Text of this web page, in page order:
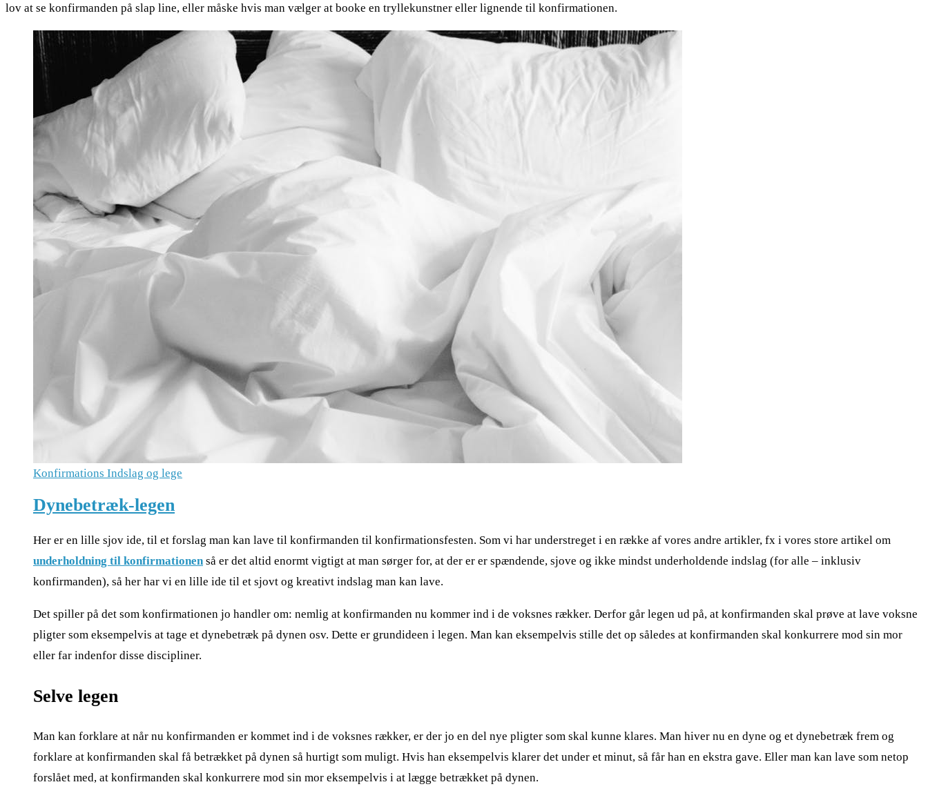
lov at se konfirmanden på slap line, eller måske hvis man vælger at booke en tryllekunstner eller lignende til konfirmationen.
Konfirmations Indslag og lege
Dynebetræk-legen
Her er en lille sjov ide, til et forslag man kan lave til konfirmanden til konfirmationsfesten. Som vi har understreget i en række af vores andre artikler, fx i vores store artikel om
underholdning til konfirmationenså er det altid enormt vigtigt at man sørger for, at der er er spændende, sjove og ikke mindst underholdende indslag (for alle – inklusiv
konfirmanden), så her har vi en lille ide til et sjovt og kreativt indslag man kan lave.
Det spiller på det som konfirmationen jo handler om: nemlig at konfirmanden nu kommer ind i de voksnes rækker. Derfor går legen ud på, at konfirmanden skal prøve at lave voksne
pligter som eksempelvis at tage et dynebetræk på dynen osv. Dette er grundideen i legen. Man kan eksempelvis stille det op således at konfirmanden skal konkurrere mod sin mor
eller far indenfor disse discipliner.
Selve legen
Man kan forklare at når nu konfirmanden er kommet ind i de voksnes rækker, er der jo en del nye pligter som skal kunne klares. Man hiver nu en dyne og et dynebetræk frem og
forklare at konfirmanden skal få betrækket på dynen så hurtigt som muligt. Hvis han eksempelvis klarer det under et minut, så får han en ekstra gave. Eller man kan lave som netop
forslået med, at konfirmanden skal konkurrere mod sin mor eksempelvis i at lægge betrækket på dynen.